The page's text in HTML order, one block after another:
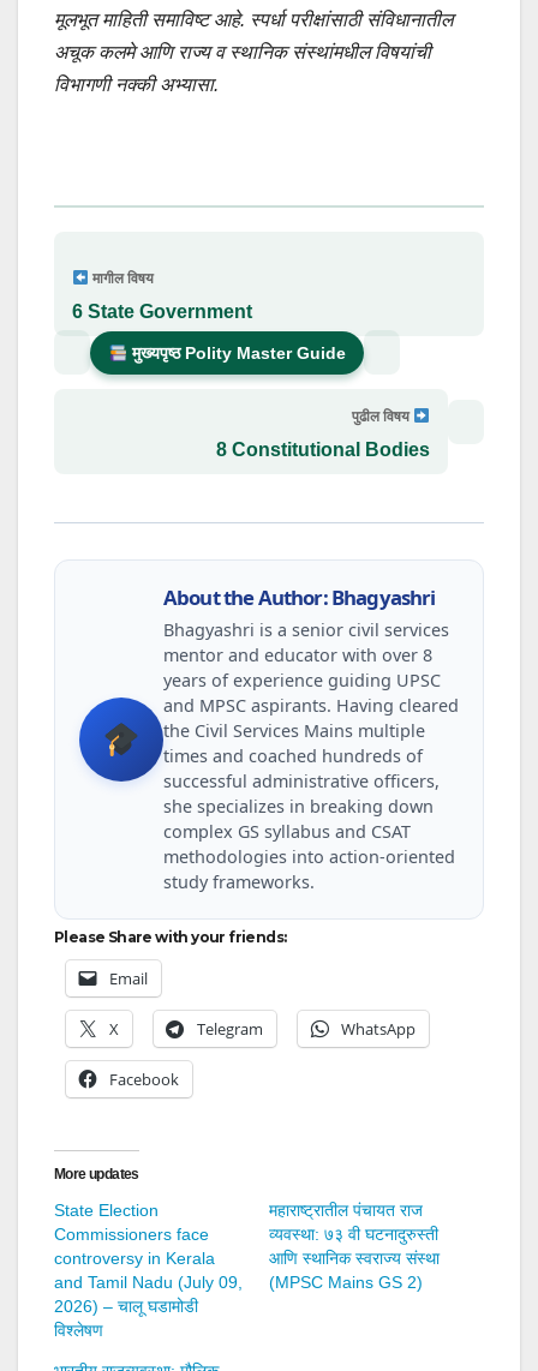
मूलभूत माहिती समाविष्ट आहे. स्पर्धा परीक्षांसाठी संविधानातील
अचूक कलमे आणि राज्य व स्थानिक संस्थांमधील विषयांची
विभागणी नक्की अभ्यासा.
मागील विषय
6 State Government
मुख्यपृष्ठ Polity Master Guide
पुढील विषय
8 Constitutional Bodies
About the Author: Bhagyashri
Bhagyashri is a senior civil services
mentor and educator with over 8
years of experience guiding UPSC
and MPSC aspirants. Having cleared
the Civil Services Mains multiple
times and coached hundreds of
successful administrative officers,
she specializes in breaking down
complex GS syllabus and CSAT
methodologies into action-oriented
study frameworks.
Please Share with your friends:
Email
X Telegram WhatsApp
Facebook
More updates
State Election
Commissioners face
controversy in Kerala
and Tamil Nadu (July 09,
2026) – चालू घडामोडी
विश्लेषण
महाराष्ट्रातील पंचायत राज
व्यवस्था: ७३ वी घटनादुरुस्ती
आणि स्थानिक स्वराज्य संस्था
(MPSC Mains GS 2)